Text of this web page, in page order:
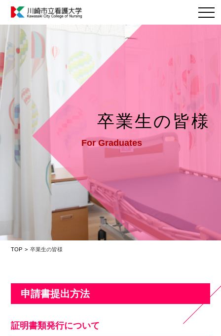
卒業⽣の皆様
For Graduates
TOP 卒業⽣の皆様
申請書提出⽅法
証明書類発⾏について